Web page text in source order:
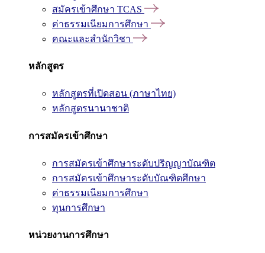
สมัครเข้าศึกษา TCAS
ค่าธรรมเนียมการศึกษา
คณะและสำนักวิชา
หลักสูตร
หลักสูตรที่เปิดสอน (ภาษาไทย)
หลักสูตรนานาชาติ
การสมัครเข้าศึกษา
การสมัครเข้าศึกษาระดับปริญญาบัณฑิต
การสมัครเข้าศึกษาระดับบัณฑิตศึกษา
ค่าธรรมเนียมการศึกษา
ทุนการศึกษา
หน่วยงานการศึกษา